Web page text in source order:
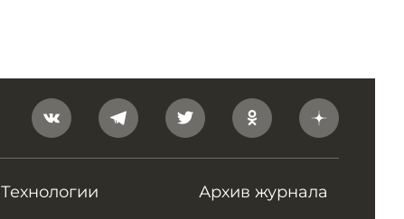
Технологии Архив журнала